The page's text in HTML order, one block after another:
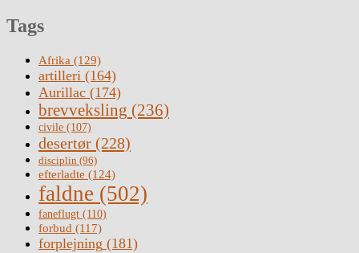
Tags
Afrika (129)
artilleri (164)
Aurillac (174)
brevveksling (236)
civile (107)
desertør (228)
disciplin (96)
efterladte (124)
faldne (502)
faneflugt (110)
forbud (117)
forplejning (181)